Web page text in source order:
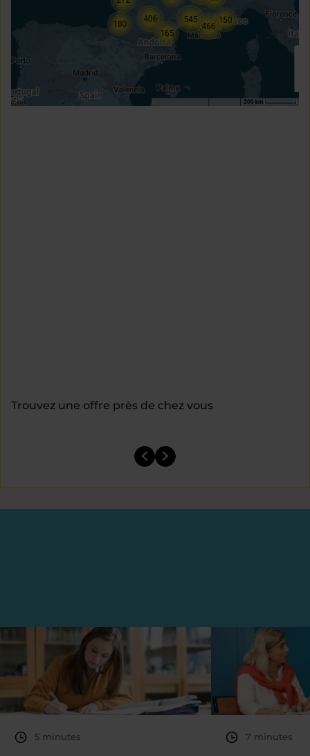
Trouvez une offre près de chez vous
5 minutes 7 minutes